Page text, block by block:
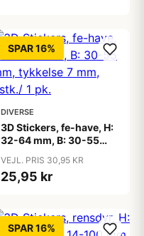
SPAR 16%
DIVERSE
3D Stickers, fe-have, H:
32-64 mm, B: 30-55
9stk./ 1 pk.
VEJL. PRIS 30,95 KR
25,95 kr
SPAR 16%